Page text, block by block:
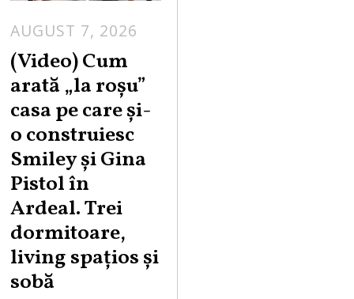
AUGUST 7, 2026
(Video) Cum
arată „la roşu”
casa pe care şi-
o construiesc
Smiley şi Gina
Pistol în
Ardeal. Trei
dormitoare,
living spațios și
sobă